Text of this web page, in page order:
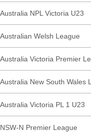
Australia NPL Victoria U23
Australian Welsh League
Australia Victoria Premier
Australia New South Wales
Australia Victoria PL 1 U23
NSW-N Premier League